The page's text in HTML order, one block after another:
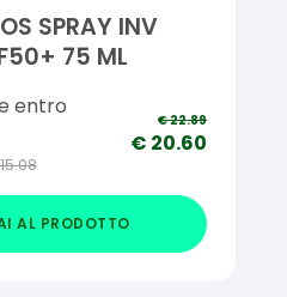
SPRAY INV
75 ML
entro
15.08
€22.89
€ 20.60
AL PRODOTTO